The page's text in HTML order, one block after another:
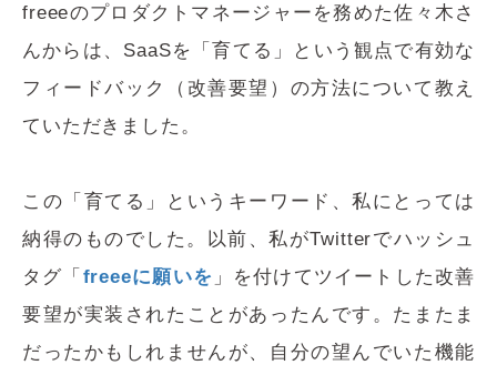
freeeのプロダクトマネージャーを務めた佐々木さ
んからは、SaaSを「育てる」という観点で有効な
フィードバック（改善要望）の方法について教え
ていただきました。
この「育てる」というキーワード、私にとっては
納得のものでした。以前、私がTwitterでハッシュ
タグ「 freeeに願いを 」を付けてツイートした改善
要望が実装されたことがあったんです。たまたま
だったかもしれませんが、自分の望んでいた機能